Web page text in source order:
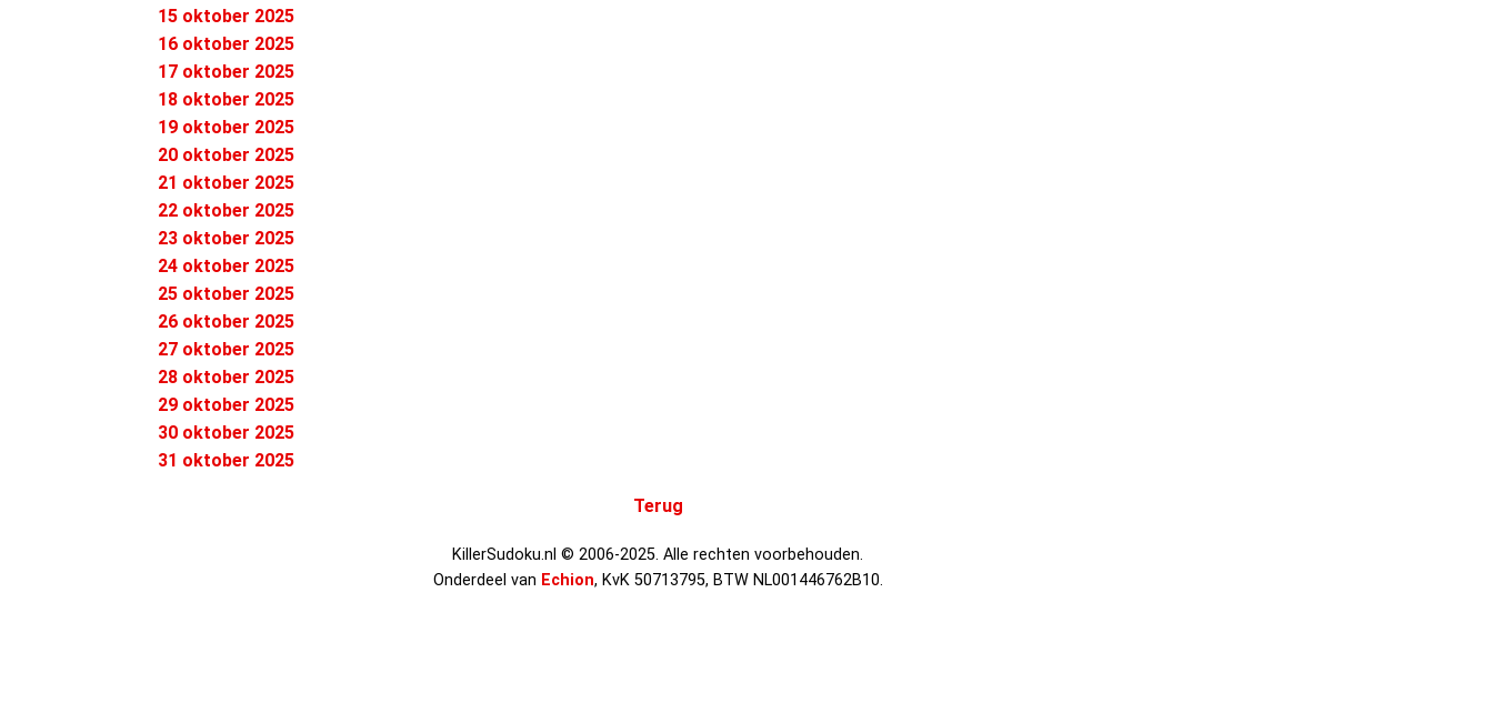
15 oktober 2025
16 oktober 2025
17 oktober 2025
18 oktober 2025
19 oktober 2025
20 oktober 2025
21 oktober 2025
22 oktober 2025
23 oktober 2025
24 oktober 2025
25 oktober 2025
26 oktober 2025
27 oktober 2025
28 oktober 2025
29 oktober 2025
30 oktober 2025
31 oktober 2025
Terug
KillerSudoku.nl © 2006-2025. Alle rechten voorbehouden.
Onderdeel van Echion, KvK 50713795, BTW NL001446762B10.